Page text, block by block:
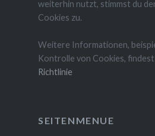
weiterhin nutzt, stimmst du
Cookies zu.
Weitere Informationen,
Kontrolle von Cookies,
Richtlinie
SEITENMENUE